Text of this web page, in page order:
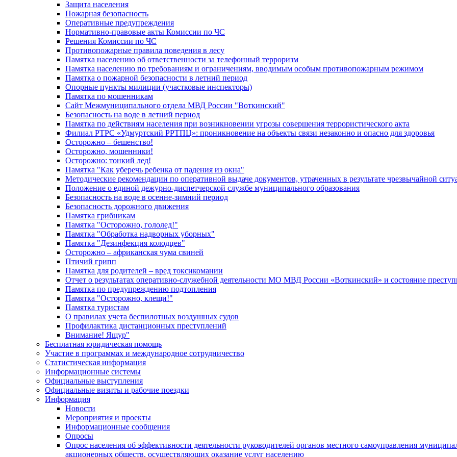
Защита населения
Пожарная безопасность
Оперативные предупреждения
Нормативно-правовые акты Комиссии по ЧС
Решения Комиссии по ЧС
Противопожарные правила поведения в лесу
Памятка населению об ответственности за телефонный терроризм
Памятка населению по требованиям и ограничениям, вводимым особым противопожарным режимом
Памятка о пожарной безопасности в летний период
Опорные пункты милиции (участковые инспекторы)
Памятка по мошенникам
Сайт Межмуниципального отдела МВД России "Воткинский"
Безопасность на воде в летний период
Памятка по действиям населения при возникновении угрозы совершения террористического акта
Филиал РТРС «Удмуртский РРТПЦ»: проникновение на объекты связи незаконно и опасно для здоровья
Осторожно – бешенство!
Осторожно, мошенники!
Осторожно: тонкий лед!
Памятка "Как уберечь ребенка от падения из окна"
Методические рекомендации по оперативной выдаче документов, утраченных в результате чрезвычайной
Положение о единой дежурно-диспетчерской службе муниципального образования
Безопасность на воде в осенне-зимний период
Безопасность дорожного движения
Памятка грибникам
Памятка "Осторожно, гололед!"
Памятка "Обработка надворных уборных"
Памятка "Дезинфекция колодцев"
Осторожно – африканская чума свиней
Птичий грипп
Памятка для родителей – вред токсикомании
Отчет о результатах оперативно-служебной деятельности МО МВД России «Воткинский» и состояние
Памятка по предупреждению подтопления
Памятка "Осторожно, клещи!"
Памятка туристам
О правилах учета беспилотных воздушных судов
Профилактика дистанционных преступлений
Внимание! Ящур"
Бесплатная юридическая помощь
Участие в программах и международное сотрудничество
Статистическая информация
Информационные системы
Официальные выступления
Официальные визиты и рабочие поездки
Информация
Новости
Мероприятия и проекты
Информационные сообщения
Опросы
Опрос населения об эффективности деятельности руководителей органов местного самоуправления
акционерных обществ, осуществляющих оказание услуг населению